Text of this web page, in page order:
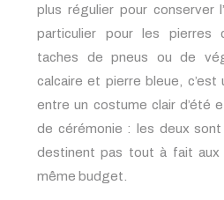
plus régulier pour conserver
particulier pour les pierres
taches de pneus ou de
calcaire et pierre bleue, c’est
entre un costume clair d’été
de cérémonie : les deux
destinent pas tout à fait aux
même budget.